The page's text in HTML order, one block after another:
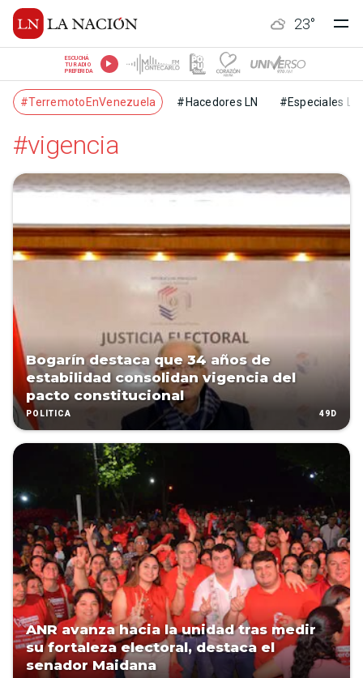
23°
ESCUCHÁ
TU RADIO
PREFERIDA
#TerremotoEnVenezuela #Hacedores LN #Especiales LN
#vigencia
Bogarín destaca que 34 años de
estabilidad consolidan vigencia del
pacto constitucional
POLÍTICA 49D
ANR avanza hacia la unidad tras medir
su fortaleza electoral, destaca el
senador Maidana